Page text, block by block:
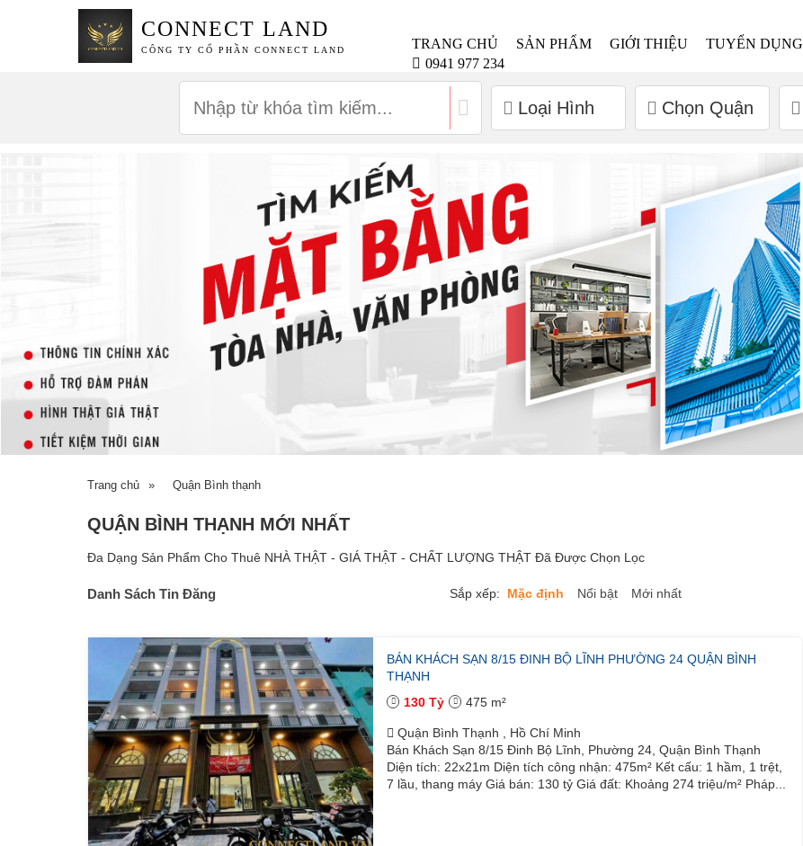
CONNECT LAND
CÔNG TY CỔ PHẦN CONNECT LAND TRANG CHỦ SẢN PHẨM GIỚI THIỆU TUYỂN DỤNG
0941 977 234
Loại Hình Chọn Quận
Trang chủ » Quận Bình thạnh
QUẬN BÌNH THẠNH MỚI NHẤT
Đa Dạng Sản Phẩm Cho Thuê NHÀ THẬT - GIÁ THẬT - CHẤT LƯỢNG THẬT Đã Được Chọn Lọc
Danh Sách Tin Đăng Sắp xếp: Mặc định Nổi bật Mới nhất
BÁN KHÁCH SẠN 8/15 ĐINH BỘ LĨNH PHƯỜNG 24 QUẬN BÌNH
THẠNH
130 Tỷ
475 m²
Quận Bình Thạnh , Hồ Chí Minh
Bán Khách Sạn 8/15 Đinh Bộ Lĩnh, Phường 24, Quận Bình Thạnh
Diện tích: 22x21m Diện tích công nhận: 475m² Kết cấu: 1 hầm, 1 trệt,
7 lầu, thang máy Giá bán: 130 tỷ Giá đất: Khoảng 274 triệu/m² Pháp...